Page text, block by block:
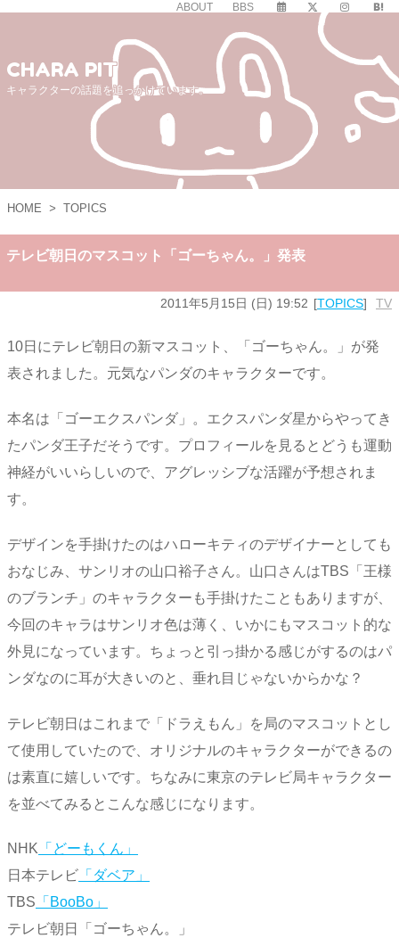
ABOUT BBS
CHARA PIT
キャラクターの話題を追っかけています。
HOME > TOPICS
テレビ朝日のマスコット「ゴーちゃん。」発表
2011年5月15日 (日) 19:52 TOPICS TV
10日にテレビ朝日の新マスコット、「ゴーちゃん。」が発
表されました。元気なパンダのキャラクターです。
本名は「ゴーエクスパンダ」。エクスパンダ星からやってき
たパンダ王子だそうです。プロフィールを見るとどうも運動
神経がいいらしいので、アグレッシブな活躍が予想されま
す。
デザインを手掛けたのはハローキティのデザイナーとしても
おなじみ、サンリオの山口裕子さん。山口さんはTBS「王様
のブランチ」のキャラクターも手掛けたこともありますが、
今回のキャラはサンリオ色は薄く、いかにもマスコット的な
外見になっています。ちょっと引っ掛かる感じがするのはパ
ンダなのに耳が大きいのと、垂れ目じゃないからかな？
テレビ朝日はこれまで「ドラえもん」を局のマスコットとし
て使用していたので、オリジナルのキャラクターができるの
は素直に嬉しいです。ちなみに東京のテレビ局キャラクター
を並べてみるとこんな感じになります。
NHK 「どーもくん」
日本テレビ 「ダベア」
TBS 「BooBo」
テレビ朝日「ゴーちゃん。」